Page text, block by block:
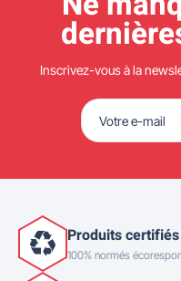
Inscrivez-vous à la
Produits certifiés
100% normés